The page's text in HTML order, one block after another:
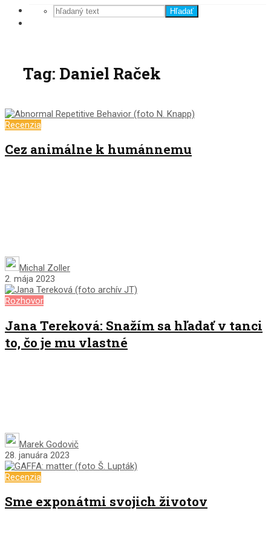
Hľadať
Tag: Daniel Raček
Recenzia
Cez animálne k humánnemu
Michal Zoller
2. mája 2023
Rozhovor
Jana Tereková: Snažím sa hľadať v tanci
to, čo je mu vlastné
Marek Godovič
28. januára 2023
Recenzia
Sme exponátmi svojich životov